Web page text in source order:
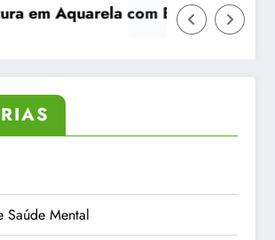
com Efeitos Realistas
Método Bullet Journal:
Saúde Mental